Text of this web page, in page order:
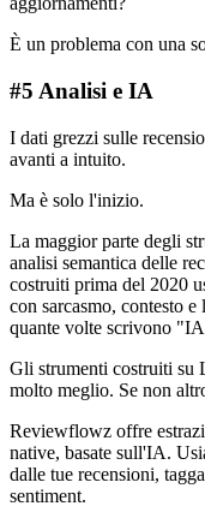
È un problema con una
#5 Analisi e IA
I dati grezzi sulle
avanti a intuito.
Ma è solo l'inizio.
La maggior parte degli
analisi semantica delle
costruiti prima del 2020
con sarcasmo, contesto
quante volte scrivono
Gli strumenti costruiti su
molto meglio. Se non
Reviewflowz offre
native, basate sull'IA.
dalle tue recensioni,
sentiment.